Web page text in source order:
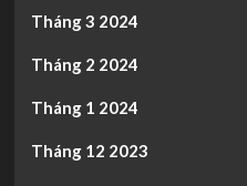
Tháng 3 2024
Tháng 2 2024
Tháng 1 2024
Tháng 12 2023